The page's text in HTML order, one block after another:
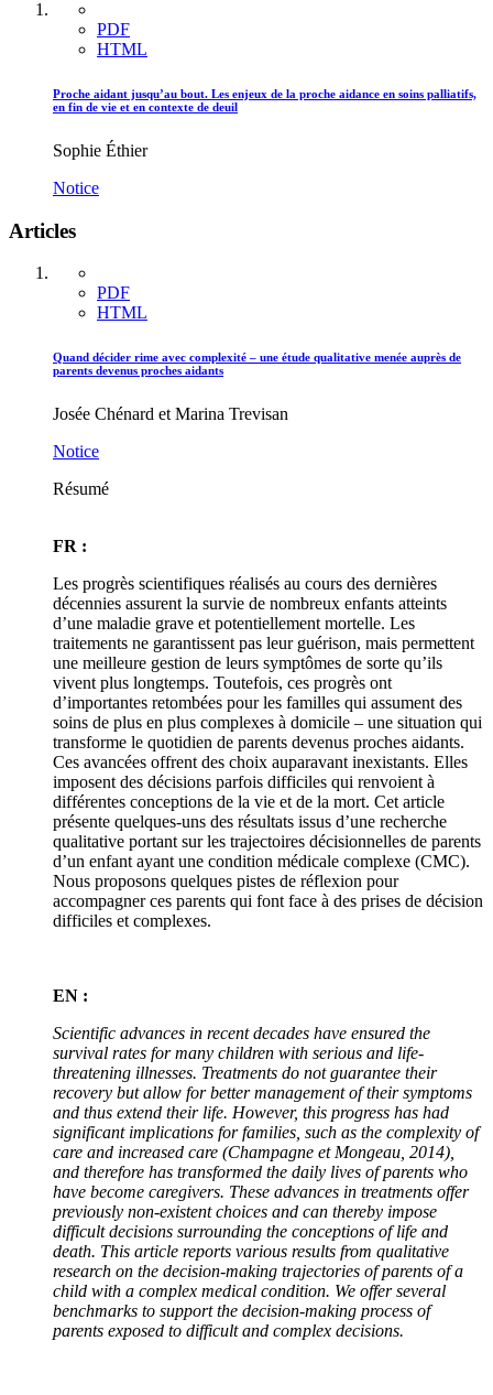
PDF
HTML
Proche aidant jusqu’au bout. Les enjeux de la proche aidance en soins palliatifs,
en fin de vie et en contexte de deuil
Sophie Éthier
Notice
Articles
PDF
HTML
Quand décider rime avec complexité – une étude qualitative menée auprès de
parents devenus proches aidants
Josée Chénard et Marina Trevisan
Notice
Résumé
FR :
Les progrès scientifiques réalisés au cours des dernières
décennies assurent la survie de nombreux enfants atteints
d’une maladie grave et potentiellement mortelle. Les
traitements ne garantissent pas leur guérison, mais permettent
une meilleure gestion de leurs symptômes de sorte qu’ils
vivent plus longtemps. Toutefois, ces progrès ont
d’importantes retombées pour les familles qui assument des
soins de plus en plus complexes à domicile – une situation qui
transforme le quotidien de parents devenus proches aidants.
Ces avancées offrent des choix auparavant inexistants. Elles
imposent des décisions parfois difficiles qui renvoient à
différentes conceptions de la vie et de la mort. Cet article
présente quelques-uns des résultats issus d’une recherche
qualitative portant sur les trajectoires décisionnelles de parents
d’un enfant ayant une condition médicale complexe (CMC).
Nous proposons quelques pistes de réflexion pour
accompagner ces parents qui font face à des prises de décision
difficiles et complexes.
EN :
Scientific advances in recent decades have ensured the
survival rates for many children with serious and life-
threatening illnesses. Treatments do not guarantee their
recovery but allow for better management of their symptoms
and thus extend their life. However, this progress has had
significant implications for families, such as the complexity of
care and increased care (Champagne et Mongeau, 2014),
and therefore has transformed the daily lives of parents who
have become caregivers. These advances in treatments offer
previously non-existent choices and can thereby impose
difficult decisions surrounding the conceptions of life and
death. This article reports various results from qualitative
research on the decision-making trajectories of parents of a
child with a complex medical condition. We offer several
benchmarks to support the decision-making process of
parents exposed to difficult and complex decisions.